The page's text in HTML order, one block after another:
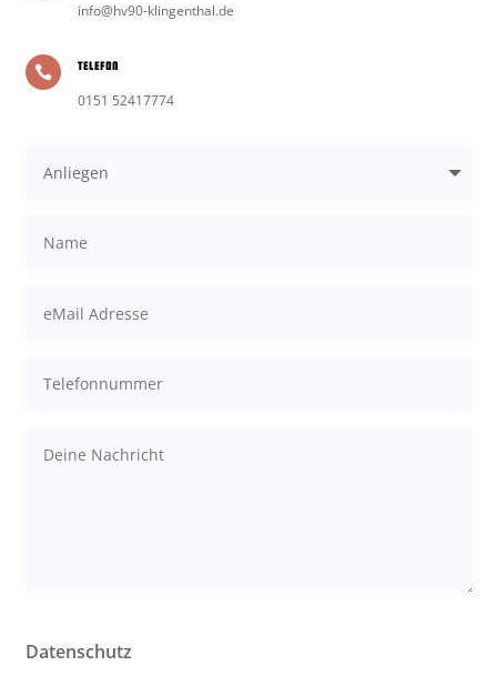
info@hv90-klingenthal.de
 TELEFON
0151 52417774
Datenschutz